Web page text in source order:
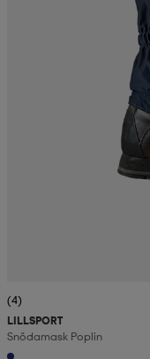
(4)
LILLSPORT
Snödamask Poplin